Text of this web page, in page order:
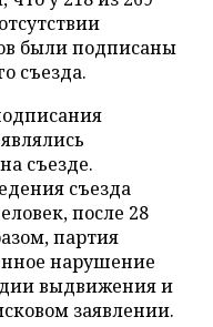
были подписаны
съезда.
съезде.
съезда
после 28
партия
нарушение
выдвижения и
заявлении.